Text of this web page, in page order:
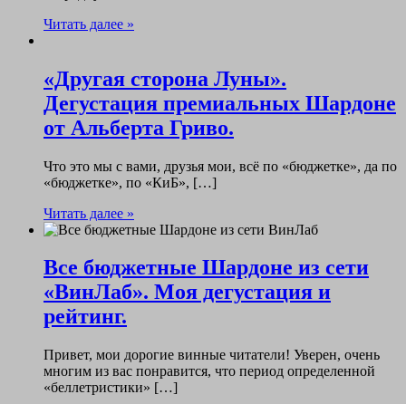
Читать далее »
«Другая сторона Луны».
Дегустация премиальных Шардоне
от Альберта Гриво.
Что это мы с вами, друзья мои, всё по «бюджетке», да по
«бюджетке», по «КиБ», […]
Читать далее »
Все бюджетные Шардоне из сети
«ВинЛаб». Моя дегустация и
рейтинг.
Привет, мои дорогие винные читатели! Уверен, очень
многим из вас понравится, что период определенной
«беллетристики» […]